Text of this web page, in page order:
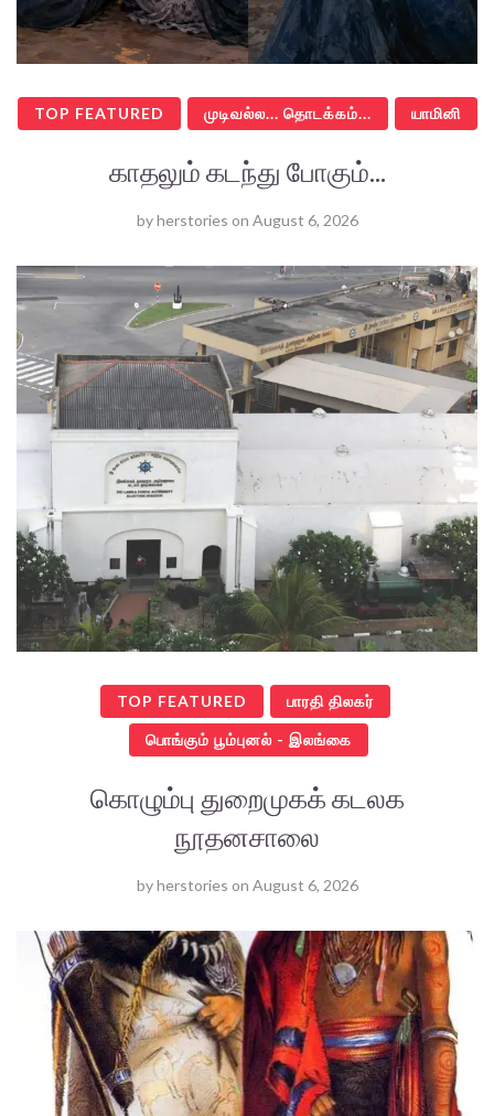
TOP FEATURED முடிவல்ல... தொடக்கம்... யாமினி
காதலும் கடந்து போகும்...
byherstories on August 6, 2026
TOP FEATURED பாரதி திலகர்
பொங்கும் பூம்புனல் - இலங்கை
கொழும்பு துறைமுகக் கடலக
நூதனசாலை
byherstories on August 6, 2026